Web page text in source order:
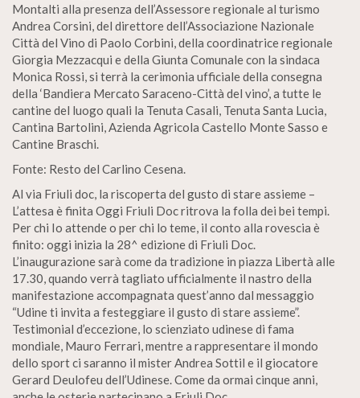
Montalti alla presenza dell’Assessore regionale al turismo
Andrea Corsini, del direttore dell’Associazione Nazionale
Città del Vino di Paolo Corbini, della coordinatrice regionale
Giorgia Mezzacqui e della Giunta Comunale con la sindaca
Monica Rossi, si terrà la cerimonia ufficiale della consegna
della ‘Bandiera Mercato Saraceno-Città del vino’, a tutte le
cantine del luogo quali la Tenuta Casali, Tenuta Santa Lucia,
Cantina Bartolini, Azienda Agricola Castello Monte Sasso e
Cantine Braschi.
Fonte: Resto del Carlino Cesena.
Al via Friuli doc, la riscoperta del gusto di stare assieme –
L’attesa è finita Oggi Friuli Doc ritrova la folla dei bei tempi.
Per chi Io attende o per chi lo teme, il conto alla rovescia è
finito: oggi inizia la 28^ edizione di Friuli Doc.
L’inaugurazione sarà come da tradizione in piazza Libertà alle
17.30, quando verrà tagliato ufficialmente il nastro della
manifestazione accompagnata quest’anno dal messaggio
“Udine ti invita a festeggiare il gusto di stare assieme”.
Testimonial d’eccezione, lo scienziato udinese di fama
mondiale, Mauro Ferrari, mentre a rappresentare il mondo
dello sport ci saranno il mister Andrea Sottil e il giocatore
Gerard Deulofeu dell’Udinese. Come da ormai cinque anni,